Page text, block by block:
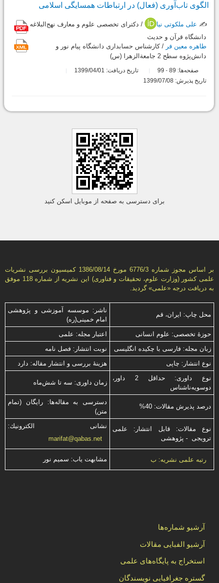
الگوی تاب‌آوری (فعال) در ارتباطات همسایگی اسلامی
✍️ علی ملکوتی نیا
/ دکترای تخصصی علوم و معارف نهج‌البلاغه
دانشگاه قرآن و حدیث
طاهره معین فر / کارشناس حسابداری دانشگاه پیام نور و
دانش‌پژوه سطح 2 جامعة‌الزهرا (س)
صفحه‌ها: 89
-
تاریخ دریافت: 1399/04/01
تاریخ پذیرش: 1399/07/08
برای دسترسی به صفحه از موبایل اسکن کنید
بر اساس مجوز شماره 6776/3 مورخ 1386/08/14 كمیسیون بررسى نشریات
علمى كشور (وزارت علوم، تحقیقات و فناورى) این نشریه از شماره 118 موفق
به دریافت درجه «علمى» گردید.
محل چاپ: ایران، قم
ناشر: موسسه آموزشی و پژوهشی
امام خمینی(ره)
حوزۀ تخصصی: علوم انسانی
اعتبار مجله: علمی
زبان مجله: فارسی با چكیده انگلیسی
نوبت انتشار: فصل نامه
نوع انتشار: چاپی
هزینۀ بررسی و انتشار مقاله: دارد
نوع داوری: حداقل 2 داور،
دوسویه‌ناشناس
زمان داوری: سه تا شش‌ماه
درصد پذیرش مقالات: 40%
دسترسی به مقاله‌ها: رایگان (تمام
متن)
نوع مقالات: قابل انتشار: علمی
ترویجی - پژوهشی
نشانی الكترونیك:
marifat@qabas.net
رتبه علمی نشریه: ب مشابهت ياب: سميم نور
آرشیو شماره‌ها
آرشیو الفبایی مقالات
استخراج به پایگاه‌های علمی
گستره جغرافیایی نویسندگان